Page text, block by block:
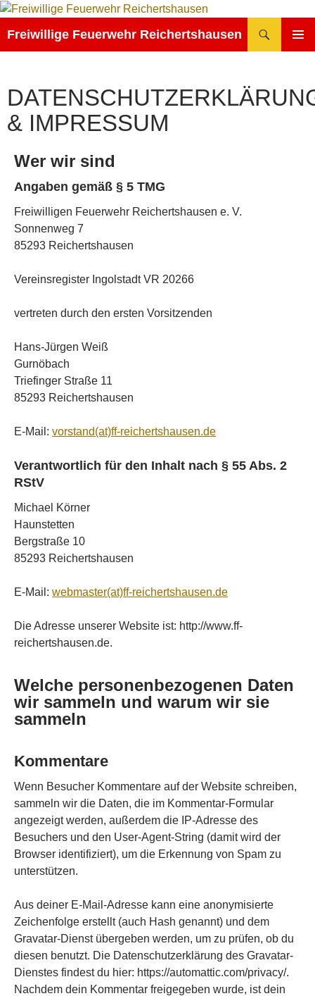
Zum
springen
Freiwillige Feuerwehr Reichertshausen
& IMPRESSUM
Wer wir sind
Angaben gemäß § 5 TMG
Freiwilligen Feuerwehr Reichertshausen e. V.
Sonnenweg 7
85293 Reichertshausen
Vereinsregister Ingolstadt VR 20266
vertreten durch den ersten Vorsitzenden
Hans-Jürgen Weiß
Gurnöbach
Triefinger Straße 11
85293 Reichertshausen
E-Mail: vorstand(at)ff-reichertshausen.de
Verantwortlich für den Inhalt nach § 55 Abs. 2
RStV
Michael Körner
Haunstetten
Bergstraße 10
85293 Reichertshausen
E-Mail: webmaster(at)ff-reichertshausen.de
Die Adresse unserer Website ist: http://www.ff-
reichertshausen.de.
Welche personenbezogenen Daten
wir sammeln und warum wir sie
sammeln
Kommentare
Wenn Besucher Kommentare auf der Website schreiben,
sammeln wir die Daten, die im Kommentar-Formular
angezeigt werden, außerdem die IP-Adresse des
Besuchers und den User-Agent-String (damit wird der
Browser identifiziert), um die Erkennung von Spam zu
unterstützen.
Aus deiner E-Mail-Adresse kann eine anonymisierte
Zeichenfolge erstellt (auch Hash genannt) und dem
Gravatar-Dienst übergeben werden, um zu prüfen, ob du
diesen benutzt. Die Datenschutzerklärung des Gravatar-
Dienstes findest du hier: https://automattic.com/privacy/.
Nachdem dein Kommentar freigegeben wurde, ist dein